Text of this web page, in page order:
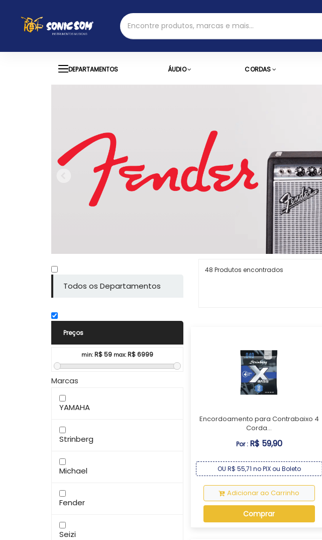
DEPARTAMENTOS ÁUDIO CORDAS
Todos os Departamentos
Preços
min: R$59 max: R$6999
Marcas
YAMAHA
Strinberg
Michael
Fender
Seizi
48 Produtos encontrados
Encordoamento para Contrabaixo 4
Corda...
Por : R$ 59,90
OU R$ 55,71 no PIX ou Boleto
Adicionar ao Carrinho
Comprar